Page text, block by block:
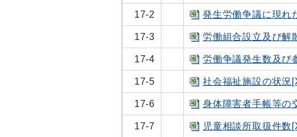
17-2 発生労働争議に現れ
17-3 労働組合設立及び解
17-4 労働争議発生数及び
17-5 社会福祉施設の状況
17-6 身体障害者手帳等の
17-7 児童相談所取扱件数